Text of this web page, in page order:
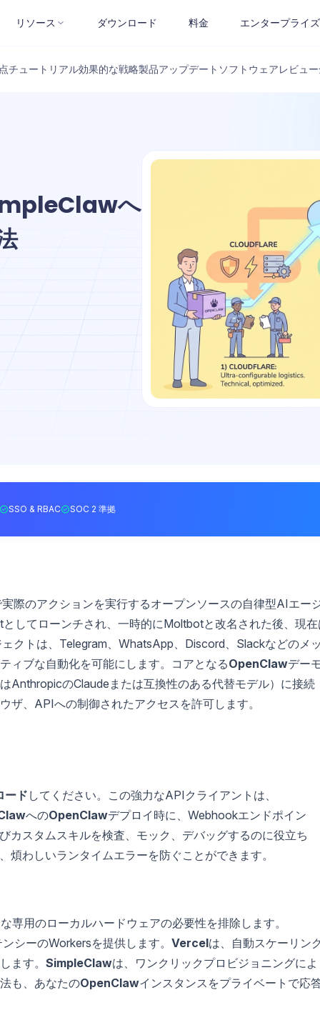
リソース ダウンロード 料金 エンタープライズ
チュートリアル効果的な戦略製品アップデート ソフトウェアレビュー
へ
SSO & RBAC SOC 2 準拠
際のアクションを実行するオープンソースの自律型AIエー
してローンチされ、一時的にMoltbotと改名された後、現
クトは、Telegram、WhatsApp、Discord、Slackなどのメ
ィブな自動化を可能にします。コアとなるOpenClawデー
AnthropicのClaudeまたは互換性のある代替モデル）に接続
ザ、APIへの制御されたアクセスを許可します。
ード してください。この強力なAPIクライアントは、
へのOpenClawデプロイ時に、Webhookエンドポイン
カスタムスキルを検査、モック、デバッグするのに役立ち
煩わしいランタイムエラーを防ぐことができます。
専用のローカルハードウェアの必要性を排除します。
シーのWorkersを提供します。 Vercelは、自動スケーリン
ます。 SimpleClawは、ワンクリックプロビジョニングによ
も、あなたのOpenClawインスタンスをプライベートで応